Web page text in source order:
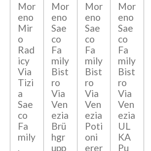
Mor
eno
Mir
o
Rad
icy
Via
Tizi
a
Sae
co
Fa
mily
,
Mor
eno
Sae
co
Fa
mily
Bist
ro
Via
Ven
ezia
Brü
hgr
upp
Mor
eno
Sae
co
Fa
mily
Bist
ro
Via
Ven
ezia
Poti
oni
erer
Mor
eno
Sae
co
Fa
mily
Bist
ro
Via
Ven
ezia
UL
KA
Pu